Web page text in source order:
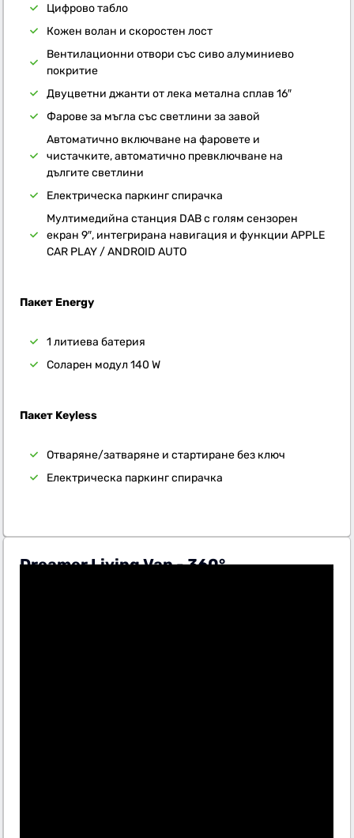
Цифрово табло
Кожен волан и скоростен лост
Вентилационни отвори със сиво алуминиево
покритие
Двуцветни джанти от лека метална сплав 16″
Фарове за мъгла със светлини за завой
Автоматично включване на фаровете и
чистачките, автоматично превключване на
дългите светлини
Електрическа паркинг спирачка
Мултимедийна станция DAB с голям сензорен
екран 9″, интегрирана навигация и функции APPLE
CAR PLAY / ANDROID AUTO
Пакет Energy
1 литиева батерия
Соларен модул 140 W
Пакет Keyless
Отваряне/затваряне и стартиране без ключ
Електрическа паркинг спирачка
Dreamer Living Van - 360°